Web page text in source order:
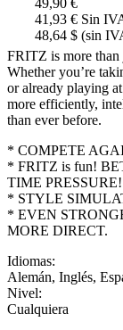
49,90 €
41,93 € Sin
48,64 $ (sin
FRITZ is more than
Whether you’re
or already playing
more efficiently,
than ever before.
* COMPETE
* FRITZ is fun!
TIME PRESSURE!
* STYLE
* EVEN
MORE DIRECT.
Idiomas:
Alemán, Inglés,
Nivel:
Cualquiera